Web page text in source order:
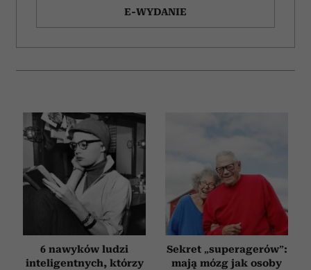
E-WYDANIE
6 nawyków ludzi
inteligentnych, którzy
Sekret „superagerów”:
mają mózg jak osoby